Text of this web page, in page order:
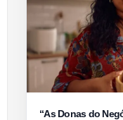
“As Donas do